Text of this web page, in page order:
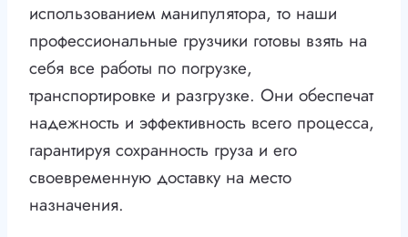
использованием манипулятора, то наши
профессиональные грузчики готовы взять на
себя все работы по погрузке,
транспортировке и разгрузке. Они обеспечат
надежность и эффективность всего процесса,
гарантируя сохранность груза и его
своевременную доставку на место
назначения.